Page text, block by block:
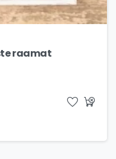
raamat